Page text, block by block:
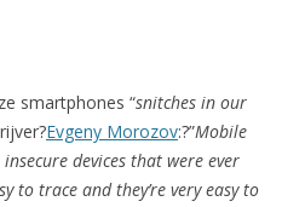
smartphones “snitches in our
Evgeny Morozov:?”Mobile
devices that were ever
to trace and they’re very easy to